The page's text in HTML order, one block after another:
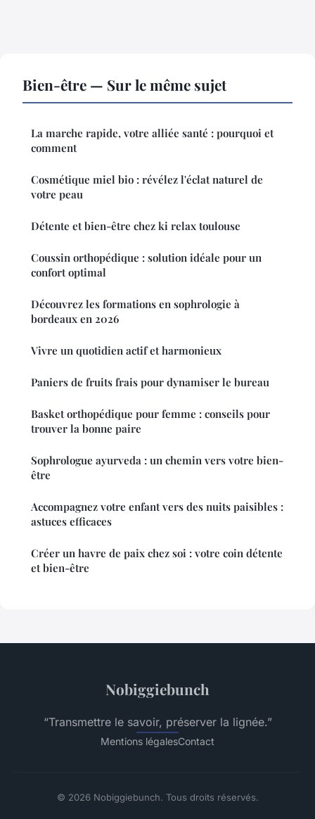
Bien-être — Sur le même sujet
La marche rapide, votre alliée santé : pourquoi et
comment
Cosmétique miel bio : révélez l'éclat naturel de
votre peau
Détente et bien-être chez ki relax toulouse
Coussin orthopédique : solution idéale pour un
confort optimal
Découvrez les formations en sophrologie à
bordeaux en 2026
Vivre un quotidien actif et harmonieux
Paniers de fruits frais pour dynamiser le bureau
Basket orthopédique pour femme : conseils pour
trouver la bonne paire
Sophrologue ayurveda : un chemin vers votre bien-
être
Accompagnez votre enfant vers des nuits paisibles :
astuces efficaces
Créer un havre de paix chez soi : votre coin détente
et bien-être
Nobiggiebunch
“Transmettre le savoir, préserver la lignée.”
Mentions légalesContact
© 2026 Nobiggiebunch. Tous droits réservés.